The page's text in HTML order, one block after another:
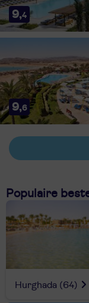
9,4
9,6
Populaire
Hurghada (64)